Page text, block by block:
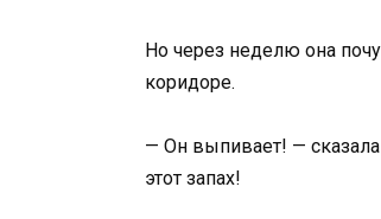
Но через неделю она
коридоре.
— Он выпивает! —
этот запах!